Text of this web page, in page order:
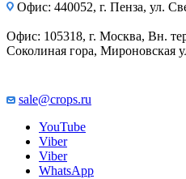
Офис: 440052, г. Пенза, ул.
Офис: 105318, г. Москва, Вн.
Соколиная гора, Мироновская
sale@crops.ru
YouTube
Viber
Viber
WhatsApp